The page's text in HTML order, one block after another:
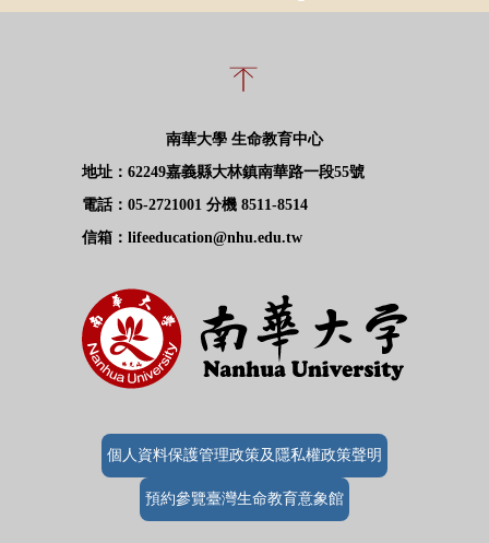
南華大學 生命教育中心
地址：62249嘉義縣大林鎮南華路一段55號
電話：05-2721001 分機 8511-8514
信箱：lifeeducation@nhu.edu.tw
個人資料保護管理政策及隱私權政策聲明
預約參覽臺灣生命教育意象館